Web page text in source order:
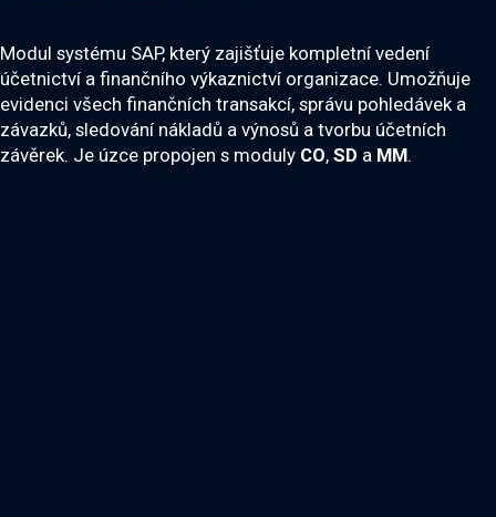
Modul systému SAP, který zajišťuje kompletní vedení
účetnictví a finančního výkaznictví organizace. Umožňuje
evidenci všech finančních transakcí, správu pohledávek a
závazků, sledování nákladů a výnosů a tvorbu účetních
závěrek. Je úzce propojen s moduly CO, SD a MM.